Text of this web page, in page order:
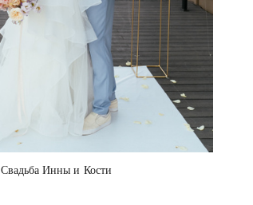
Свадьба Инны и Кости